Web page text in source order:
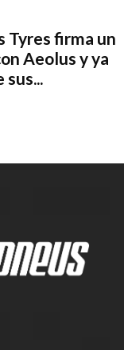
Tyres firma un
Aeolus y ya